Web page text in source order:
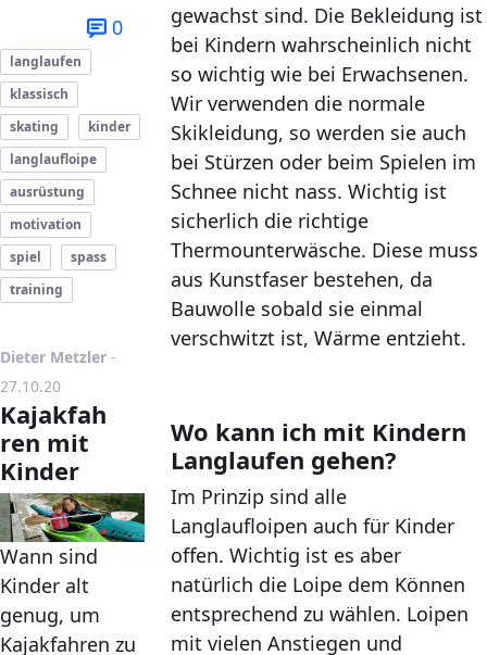
0
langlaufen
klassisch
skating
kinder
langlaufloipe
ausrüstung
motivation
spiel
spass
training
Dieter Metzler - Publikationsdatum
27.10.20
Kajakfah
ren mit
Kinder
Wann sind
Kinder alt
genug, um
Kajakfahren zu
gewachst sind. Die Bekleidung ist
bei Kindern wahrscheinlich nicht
so wichtig wie bei Erwachsenen.
Wir verwenden die normale
Skikleidung, so werden sie auch
bei Stürzen oder beim Spielen im
Schnee nicht nass. Wichtig ist
sicherlich die richtige
Thermounterwäsche. Diese muss
aus Kunstfaser bestehen, da
Bauwolle sobald sie einmal
verschwitzt ist, Wärme entzieht.
Wo kann ich mit Kindern
Langlaufen gehen?
Im Prinzip sind alle
Langlaufloipen auch für Kinder
offen. Wichtig ist es aber
natürlich die Loipe dem Können
entsprechend zu wählen. Loipen
mit vielen Anstiegen und